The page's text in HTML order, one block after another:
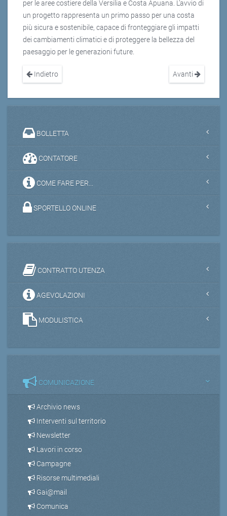
per le aree costiere della Versilia e Costa Apuana. L’avvio di
un progetto rappresenta un primo passo per una costa
più sicura e sostenibile, capace di fronteggiare gli impatti
dei cambiamenti climatici e di proteggere la bellezza del
paesaggio per le generazioni future.
Indietro Avanti
BOLLETTA
CONTATORE
COME FARE PER...
SPORTELLO ONLINE
CONTRATTO UTENZA
AGEVOLAZIONI
MODULISTICA
COMUNICAZIONE
Archivio news
Interventi sul territorio
Newsletter
Lavori in corso
Campagne
Risorse multimediali
Gai@mail
Comunica